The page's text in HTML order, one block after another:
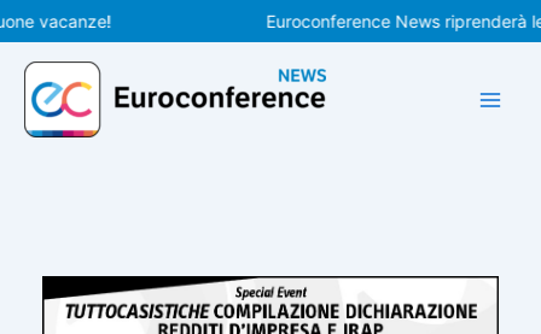
Vai
al
contenuto
Euroconference News riprenderà le